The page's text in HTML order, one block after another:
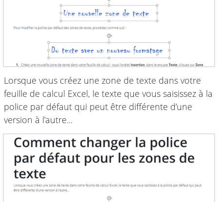
Lorsque vous créez une zone de texte dans votre
feuille de calcul Excel, le texte que vous saisissez à la
police par défaut qui peut être différente d’une
version à l’autre...